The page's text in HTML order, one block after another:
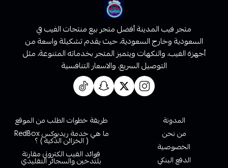
متجر فيب المدينة أفضل متجر بيع منتجات الفيب في
السعودية وخارج السعودية، حيث يقدم تشكيلة واسعة من
أجهزة الفيب، والنكهات ويتميز المتجر بخدماته المتنوعة، مثل
التوصيل السريع، والاسعار التنافسية
المدونة
من نحن
الخصوصية
الدفع البنكي
طريقة خطوات الطلب من الموقع
ما هي خدمة ريدبوكس RedBox
( الخزائن الذكية ) ؟
فوائد الفيب الكتروني مقارنة
بلتدخين والسجائر التقليدي